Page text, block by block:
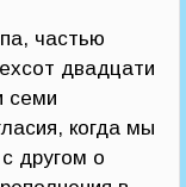
частью
двадцати
семи
когда мы
другом о